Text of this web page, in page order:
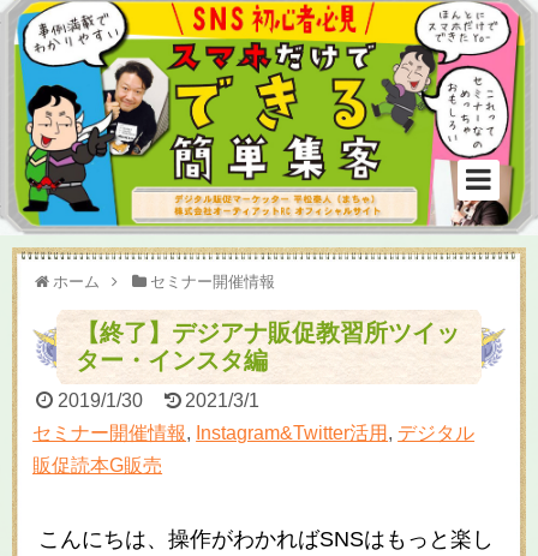
ホーム セミナー開催情報
【終了】デジアナ販促教習所ツイッ
ター・インスタ編
2019/1/30
2021/3/1
セミナー開催情報, Instagram&Twitter活用 , デジタル
販促読本G販売
こんにちは、操作がわかればSNSはもっと楽し